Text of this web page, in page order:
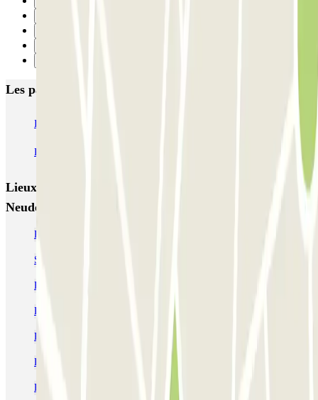
Les parkings les mieux notés à Strasbourg
INDIGO Hôpital Hautepierre
Kléber - Parlement Européen Zenpark
Lieux et événements intéressants à proximité Bâle -
Neudorf Sud Zenpark
Parking relais Strasbourg
Se garer près du quartier Petite France
Parking Place Kléber Strasbourg pas cher
Parking Marchés de Noël Strasbourg | Où se garer
Parking Musée d'art moderne Strasbourg pas cher
Parking Les Halles Strasbourg pas cher
Parking Gare Strasbourg pas cher